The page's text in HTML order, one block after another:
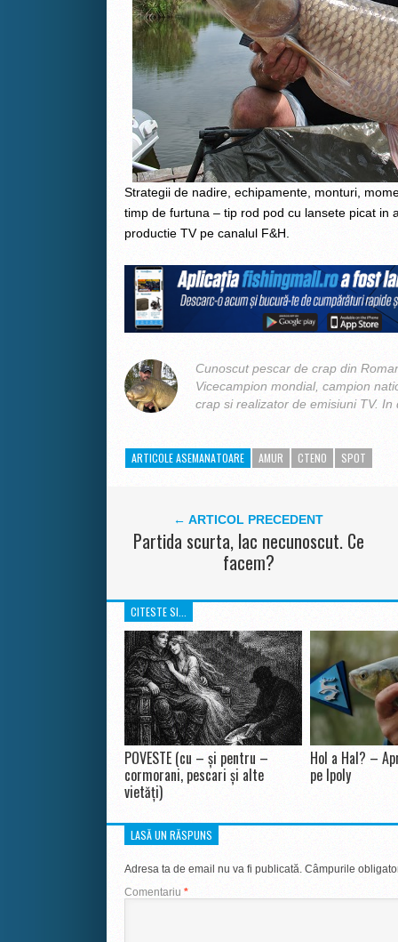
Strategii de nadire, echipamente, monturi,
timp de furtuna – tip rod pod cu lansete picat in
productie TV pe canalul F&H.
Cunoscut pescar de crap din
Vicecampion mondial, campion
crap si realizator de emisiuni TV. In
ARTICOLE ASEMANATOARE AMUR CTENO SPOT
← ARTICOL PRECEDENT
Partida scurta, lac necunoscut. Ce
facem?
CITESTE SI...
POVESTE (cu – și pentru –
cormorani, pescari și alte
vietăți)
Hol a Hal? –
pe Ipoly
LASĂ UN RĂSPUNS
Adresa ta de email nu va fi publicată. Câmpurile
Comentariu *